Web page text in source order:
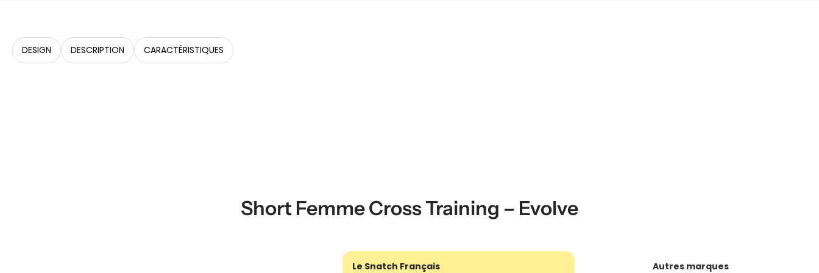
DESIGN DESCRIPTION CARACTÉRISTIQUES
Short Femme Cross Training – Evolve
Le Snatch Français Autres marques